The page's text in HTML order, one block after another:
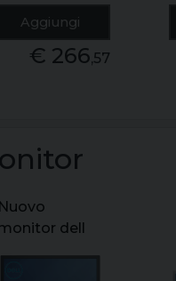
Aggiungi
€ 266,57
dell